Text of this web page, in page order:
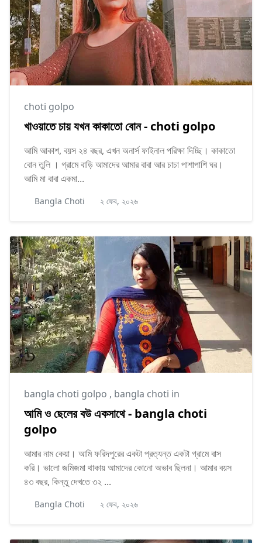
choti golpo
খাওয়াতে চায় যখন কাকাতো বোন - choti golpo
আমি আকাশ, বয়স ২৪ বছর, এখন অনার্স ফাইনাল পরিক্ষা দিচ্ছি। কাকাতো
বোন তুলি । গ্রামে বাড়ি আমাদের আমার বাবা আর চাচা পাশাপাশি ঘর।
আমি মা বাবা একমা...
Bangla Choti ২ ফেব, ২০২৬
bangla choti golpo , bangla choti in
আমি ও ছেলের বউ একসাথে - bangla choti
golpo
আমার নাম কেয়া। আমি ফরিদপুরের একটা প্রত্যন্ত একটা গ্রামে বাস
করি। ভালো জমিজমা থাকায় আমাদের কোনো অভাব ছিলনা। আমার বয়স
৪৩ বছর, কিন্তু দেখতে ৩২ ...
Bangla Choti ২ ফেব, ২০২৬